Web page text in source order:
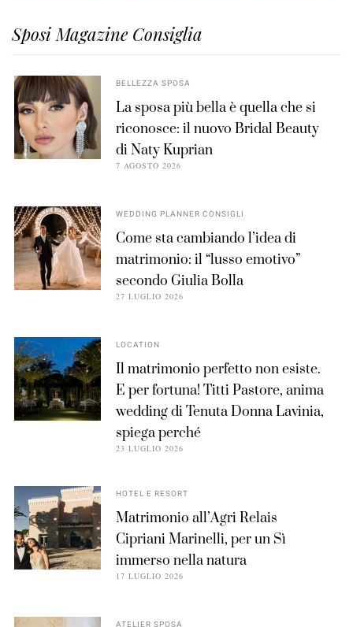
Sposi Magazine Consiglia
BELLEZZA SPOSA
La sposa più bella è quella che si
riconosce: il nuovo Bridal Beauty
di Naty Kuprian
7 AGOSTO 2026
WEDDING PLANNER CONSIGLI
Come sta cambiando l’idea di
matrimonio: il “lusso emotivo”
secondo Giulia Bolla
27 LUGLIO 2026
LOCATION
Il matrimonio perfetto non esiste.
E per fortuna! Titti Pastore, anima
wedding di Tenuta Donna Lavinia,
spiega perché
23 LUGLIO 2026
HOTEL E RESORT
Matrimonio all’Agri Relais
Cipriani Marinelli, per un Sì
immerso nella natura
17 LUGLIO 2026
ATELIER SPOSA